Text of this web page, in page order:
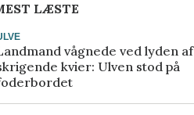
LÆSTE
vågnede ved lyden af
kvier: Ulven stod på